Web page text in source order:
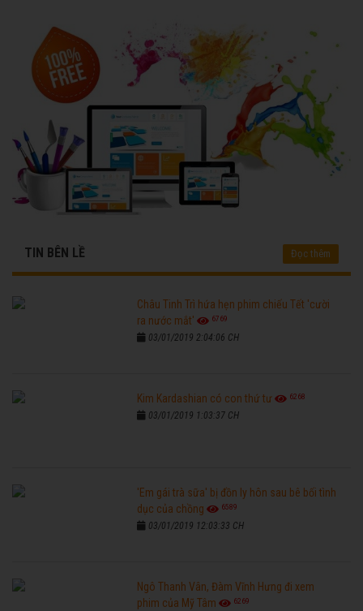
TIN BÊN LỀ Đọc thêm
Châu Tinh Trì hứa hẹn phim chiếu Tết 'cười
ra nước mắt'
6769
03/01/2019 2:04:06 CH
Kim Kardashian có con thứ tư 6268
03/01/2019 1:03:37 CH
'Em gái trà sữa' bị đồn ly hôn sau bê bối tình
dục của chồng
6589
03/01/2019 12:03:33 CH
Ngô Thanh Vân, Đàm Vĩnh Hưng đi xem
phim của Mỹ Tâm
6269